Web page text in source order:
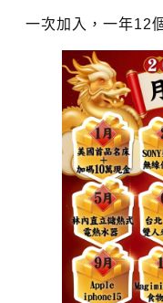
一次加入，一年12